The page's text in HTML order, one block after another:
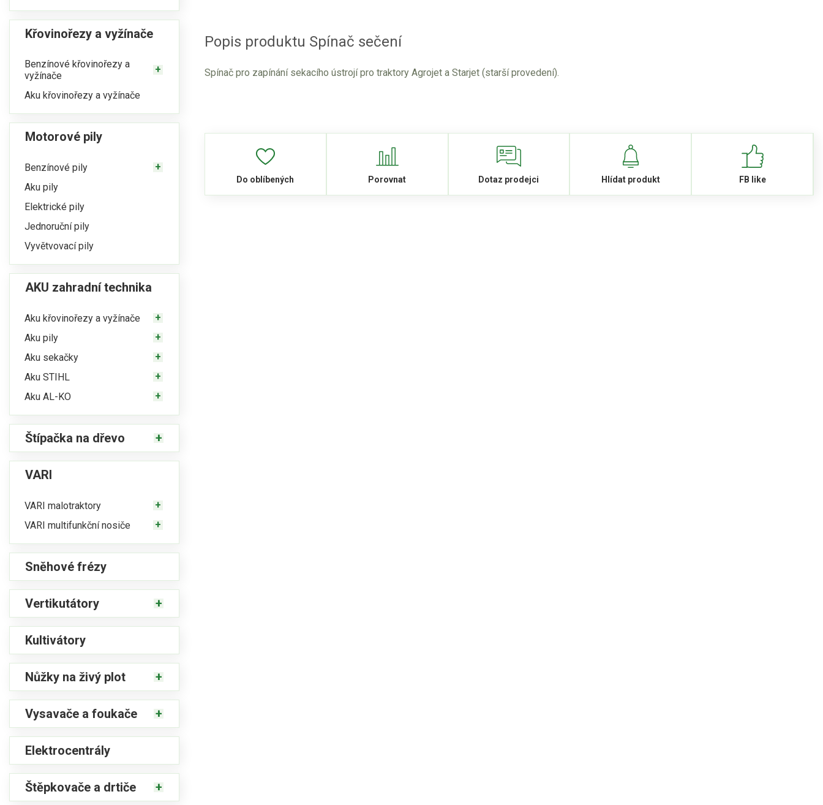
Křovinořezy a vyžínače
Benzínové křovinořezy a
vyžínače
Aku křovinořezy a vyžínače
Motorové pily
Benzínové pily
Aku pily
Elektrické pily
Jednoruční pily
Vyvětvovací pily
AKU zahradní technika
Aku křovinořezy a vyžínače
Aku pily
Aku sekačky
Aku STIHL
Aku AL-KO
Štípačka na dřevo
VARI
VARI malotraktory
VARI multifunkční nosiče
Sněhové frézy
Vertikutátory
Kultivátory
Nůžky na živý plot
Vysavače a foukače
Elektrocentrály
Štěpkovače a drtiče
Popis produktu Spínač sečení
Spínač pro zapínání sekacího ústrojí pro traktory Agrojet a Starjet (starší provedení).
Do oblíbených Porovnat Dotaz prodejci Hlídat produkt FB like